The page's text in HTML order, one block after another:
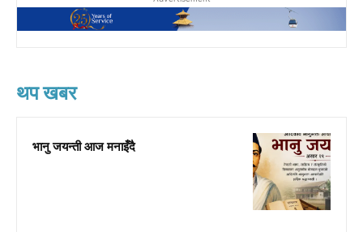
थप खबर
भानु जयन्ती आज मनाइँदै